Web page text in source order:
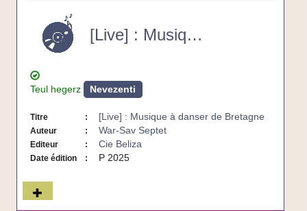
à
[Live] : Musique à danser de Bretagne
Teul hegerz Nevezenti
Titre [Live] : Musique à danser de Bretagne
Auteur War-Sav Septet
Editeur Cie Beliza
Date édition P 2025